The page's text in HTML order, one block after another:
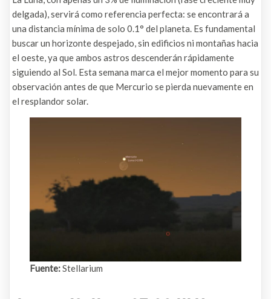
delgada), servirá como referencia perfecta: se encontrará a
una distancia mínima de solo 0.1° del planeta. Es fundamental
buscar un horizonte despejado, sin edificios ni montañas hacia
el oeste, ya que ambos astros descenderán rápidamente
siguiendo al Sol. Esta semana marca el mejor momento para su
observación antes de que Mercurio se pierda nuevamente en
el resplandor solar.
Fuente:Stellarium